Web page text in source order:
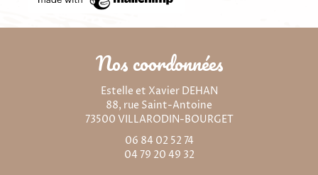
Nos coordonnées
Estelle et Xavier DEHAN
88, rue Saint-Antoine
73500 VILLARODIN-BOURGET
06 84 02 52 74
04 79 20 49 32